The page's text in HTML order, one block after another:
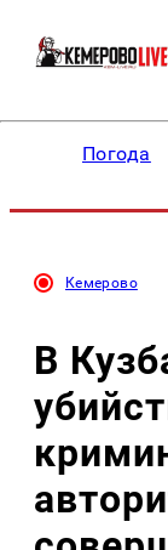
Погода
Кемерово
В